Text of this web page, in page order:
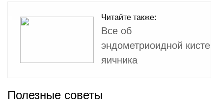
Читайте также:
Все об
эндометриоидной кисте
яичника
Полезные советы